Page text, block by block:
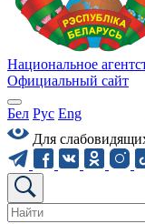
Национальное
Официальный сайт
Бел Рус Eng
Для